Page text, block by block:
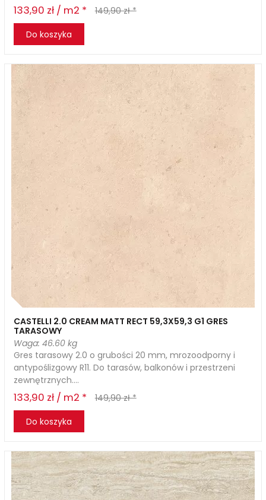
133,90 zł / m2 *
149,90 zł *
Do koszyka
CASTELLI 2.0 CREAM MATT RECT 59,3X59,3 G1 GRES
TARASOWY
Waga: 46.60 kg
Gres tarasowy 2.0 o grubości 20 mm, mrozoodporny i
antypoślizgowy R11. Do tarasów, balkonów i przestrzeni
zewnętrznych....
133,90 zł / m2 *
149,90 zł *
Do koszyka